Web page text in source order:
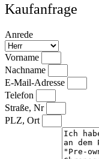
Kaufanfrage
Anrede
Vorname
Nachname
E-Mail-Adresse
Telefon
Straße, Nr
PLZ, Ort